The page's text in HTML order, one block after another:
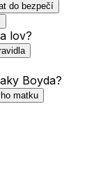
do bezpečí
lov?
Boyda?
matku